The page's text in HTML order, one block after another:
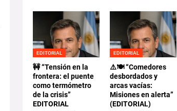
EDITORIAL
🚧 “Tensión en la
frontera: el puente
como termómetro
de la crisis”
EDITORIAL
EDITORIAL
⚠️🍽️ “Comedores
desbordados y
arcas vacías:
Misiones en alerta”
(EDITORIAL)